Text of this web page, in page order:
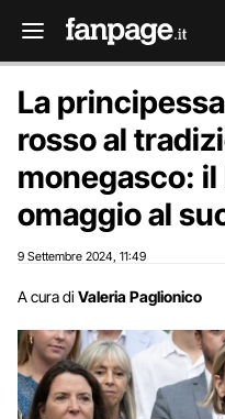
La
rosso al
monegasco: il
omaggio al
9 Settembre 2024 11:49
A cura di Valeria Paglionico